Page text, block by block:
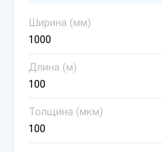
Ширина (мм)
1000
Длина (м)
100
Толщина (мкм)
100